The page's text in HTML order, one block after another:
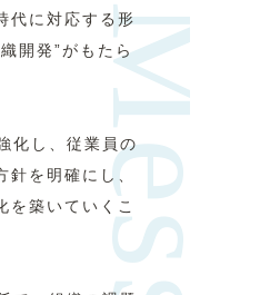
代に対応する形
開発”がもたら
化し、従業員の
を明確にし、
を築いていくこ